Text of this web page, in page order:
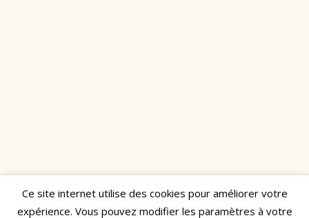
Réalisé parManon Decamps
Ce site internet utilise des cookies pour améliorer votre
expérience. Vous pouvez modifier les paramètres à votre